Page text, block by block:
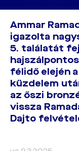
Ammar
igazolta
5. találatát
félidő elején
küzdelem
az őszi
vissza
Dajto